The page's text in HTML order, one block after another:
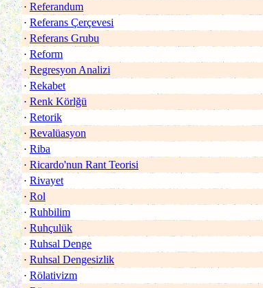
· Referandum
· Referans Çerçevesi
· Referans Grubu
· Reform
· Regresyon Analizi
· Rekabet
· Renk Körlğü
· Retorik
· Revalüasyon
· Riba
· Ricardo'nun Rant Teorisi
· Rivayet
· Rol
· Ruhbilim
· Ruhçulük
· Ruhsal Denge
· Ruhsal Dengesizlik
· Rölativizm